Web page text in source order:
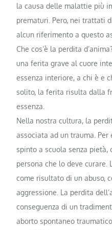
la causa delle malattie più
prematuri. Pero, nei trattati
alcun riferimento a questo
Che cos’è la perdita
una ferita grave al cuore
essenza interiore, a chi è e
solito, la ferita risulta dalla
essenza.
Nella nostra cultura, la
associata ad un trauma. Per
spinto a scuola senza
persona che lo deve curare.
come risultato di un abuso,
aggressione. La perdita
conseguenza di un
aborto spontaneo